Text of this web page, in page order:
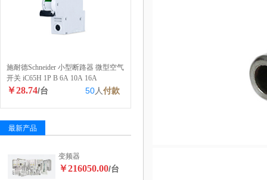
施耐德Schneider 小型断路器 微型空气
开关 iC65H 1P B 6A 10A 16A
￥28.74/台 50人付款
最新产品
变频器
￥216050.00/台